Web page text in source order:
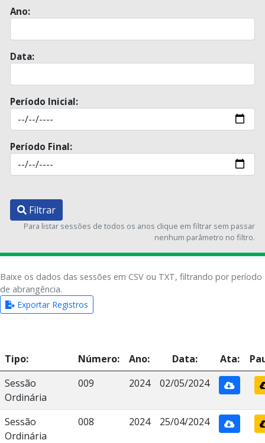
Ano:
Data:
Período Inicial:
Período Final:
Filtrar
Para listar sessões de todos os anos clique em filtrar sem passar
nenhum parâmetro no filtro.
Baixe os dados das sessões em CSV ou TXT, filtrando por período
de abrangência.
Exportar Registros
Tipo: Número: Ano: Data: Ata:
Sessão
Ordinária
009 2024 02/05/2024
Sessão
Ordinária
008 2024 25/04/2024